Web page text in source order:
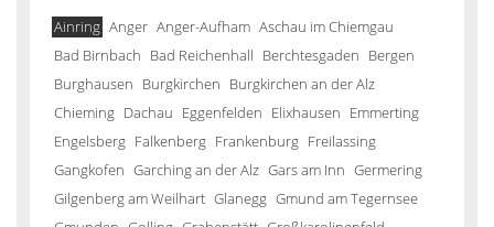
Ainring Anger Anger-Aufham Aschau im Chiemgau
Bad Birnbach Bad Reichenhall Berchtesgaden Bergen
Burghausen Burgkirchen Burgkirchen an der Alz
Chieming Dachau Eggenfelden Elixhausen Emmerting
Engelsberg Falkenberg Frankenburg Freilassing
Gangkofen Garching an der Alz Gars am Inn Germering
Gilgenberg am Weilhart Glanegg Gmund am Tegernsee